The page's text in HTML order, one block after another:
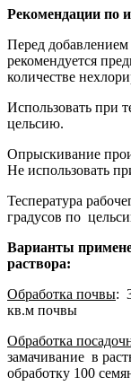
Рекомендации по
Перед добавлением
рекомендуется
количестве
Использовать при
цельсию.
Опрыскивание
Не использовать
Теспература
градусов по
Варианты
раствора:
Обработка почвы:
кв.м почвы
Обработка
замачивание в
обработку 100